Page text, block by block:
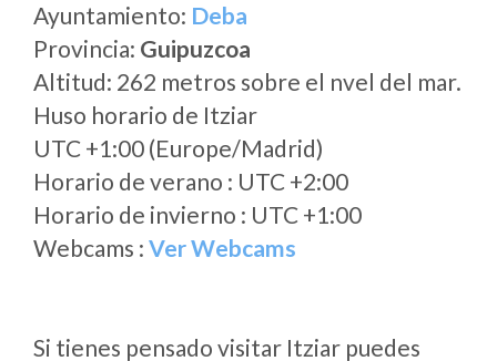
Ayuntamiento: Deba
Provincia: Guipuzcoa
Altitud: 262 metros sobre el nvel del mar.
Huso horario de Itziar
UTC +1:00 (Europe/Madrid)
Horario de verano : UTC +2:00
Horario de invierno : UTC +1:00
Webcams : Ver Webcams
Si tienes pensado visitar Itziar puedes